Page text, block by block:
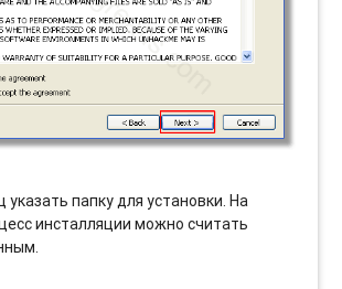
указать папку для установки. На
инсталляции можно считать